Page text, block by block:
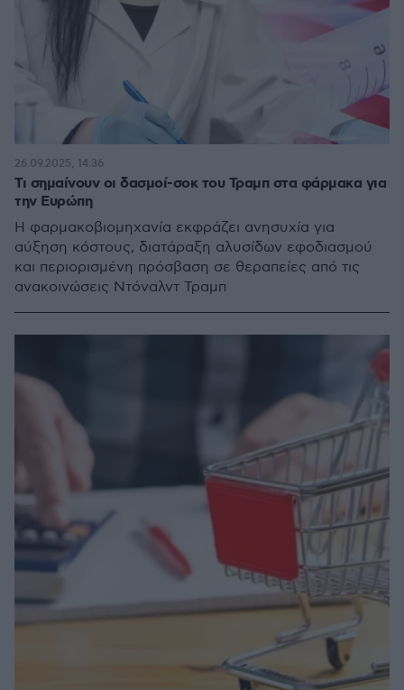
Τι σημαίνουν οι δασμοί-σοκ του Τραμπ στα φάρμακα για
την Ευρώπη
Η φαρμακοβιομηχανία εκφράζει ανησυχία για
αύξηση κόστους, διατάραξη αλυσίδων εφοδιασμού
και περιορισμένη πρόσβαση σε θεραπείες από τις
ανακοινώσεις Ντόναλντ Τραμπ
26.09.2025, 14:36